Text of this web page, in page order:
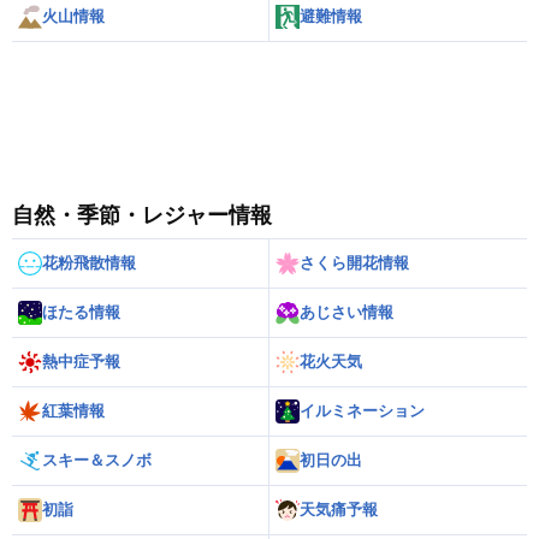
火山情報 避難情報
自然・季節・レジャー情報
花粉飛散情報 さくら開花情報
ほたる情報 あじさい情報
熱中症予報 花火天気
紅葉情報 イルミネーション
スキー＆スノボ 初日の出
初詣 天気痛予報